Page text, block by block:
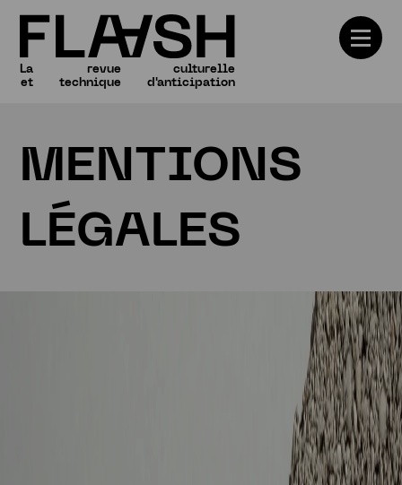
Numéros
La
et
revue
technique
culturelle
d'anticipation
MENTIONS
LÉGALES